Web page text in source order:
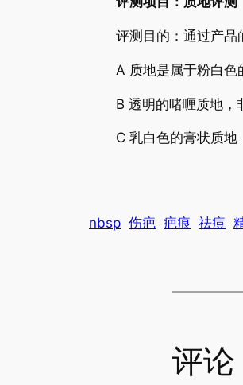
评测目的：通过产品的
A 质地是属于粉白色的
B 透明的啫喱质地，非
C 乳白色的膏状质地，
nbsp 伤疤 疤痕 祛痘
评论